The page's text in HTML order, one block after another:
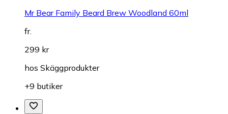
Mr Bear Family Beard Brew Woodland 60ml
fr.
299 kr
hos Skäggprodukter
+9 butiker